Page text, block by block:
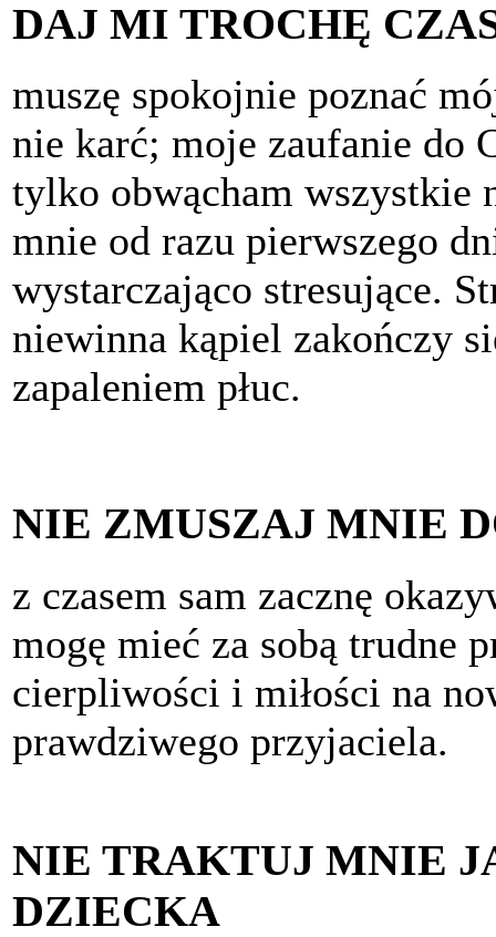
DAJ MI TROCHĘ
muszę spokojnie poznać
nie karć; moje zaufanie do
tylko obwącham wszystkie
mnie od razu pierwszego
wystarczająco stresujące.
niewinna kąpiel zakończy
zapaleniem płuc.
NIE ZMUSZAJ MNIE
z czasem sam zacznę
mogę mieć za sobą trudne
cierpliwości i miłości na
prawdziwego przyjaciela.
NIE TRAKTUJ MNIE
DZIECKA